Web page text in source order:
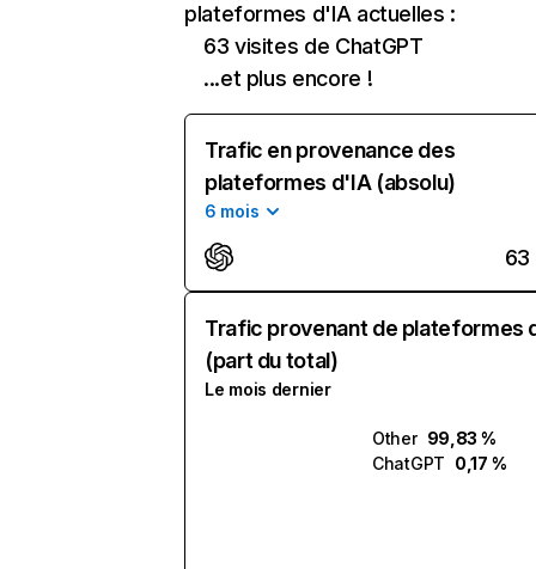
plateformes d'IA actuelles :
63 visites de ChatGPT
...et plus encore !
Trafic en provenance des
plateformes d'IA (absolu)
6 mois
63
Trafic provenant de plateformes
(part du total)
Le mois dernier
Other 99,83 %
ChatGPT 0,17 %